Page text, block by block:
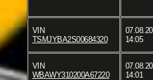
VIN
TSMJYBA2S00684320
14:05
VIN
WBAWY310200A67220
14:01